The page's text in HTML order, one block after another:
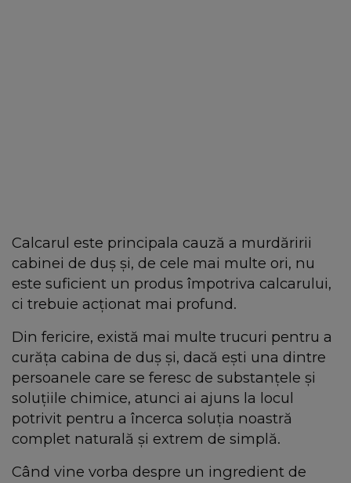
Calcarul este principala cauză a murdăririi
cabinei de duș și, de cele mai multe ori, nu
este suficient un produs împotriva calcarului,
ci trebuie acționat mai profund.
Din fericire, există mai multe trucuri pentru a
curăța cabina de duș și, dacă ești una dintre
persoanele care se feresc de substanțele și
soluțiile chimice, atunci ai ajuns la locul
potrivit pentru a încerca soluția noastră
complet naturală și extrem de simplă.
Când vine vorba despre un ingredient de